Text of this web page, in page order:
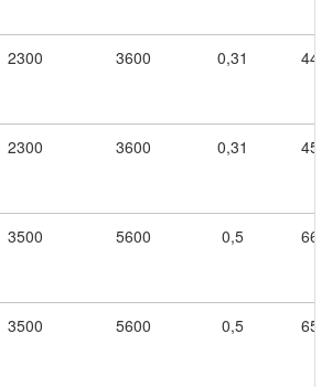
2300 3600 0,31 440
2300 3600 0,31 450
3500 5600 0,5 660
3500 5600 0,5 650